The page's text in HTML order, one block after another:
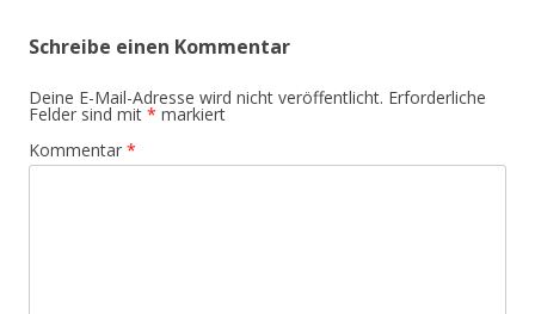
Schreibe einen Kommentar
Deine E-Mail-Adresse wird nicht veröffentlicht. Erforderliche
Felder sind mit * markiert
Kommentar *